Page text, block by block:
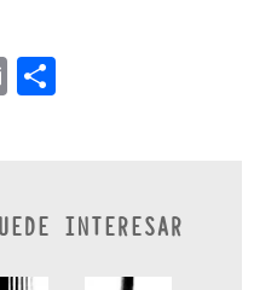
Email
INTERESAR